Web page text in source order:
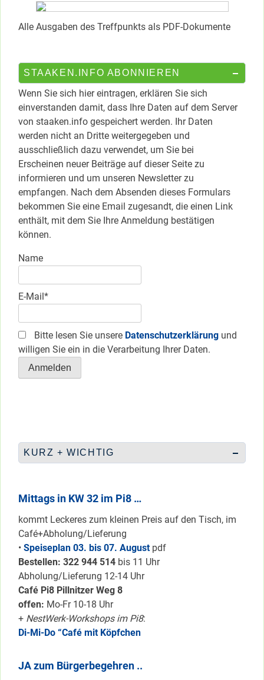
Alle Ausgaben des Treffpunkts als PDF-Dokumente
STAAKEN.INFO ABONNIEREN
Wenn Sie sich hier eintragen, erklären Sie sich
einverstanden damit, dass Ihre Daten auf dem Server
von staaken.info gespeichert werden. Ihr Daten
werden nicht an Dritte weitergegeben und
ausschließlich dazu verwendet, um Sie bei
Erscheinen neuer Beiträge auf dieser Seite zu
informieren und um unseren Newsletter zu
empfangen. Nach dem Absenden dieses Formulars
bekommen Sie eine Email zugesandt, die einen Link
enthält, mit dem Sie Ihre Anmeldung bestätigen
können.
Name
E-Mail*
Bitte lesen Sie unsere Datenschutzerklärung und
willigen Sie ein in die Verarbeitung Ihrer Daten.
KURZ + WICHTIG
Mittags in KW 32 im Pi8 …
kommt Leckeres zum kleinen Preis auf den Tisch, im
Café+Abholung/Lieferung
• Speiseplan 03. bis 07. August pdf
Bestellen: 322 944 514 bis 11 Uhr
Abholung/Lieferung 12-14 Uhr
Café Pi8 Pillnitzer Weg 8
offen: Mo-Fr 10-18 Uhr
+ NestWerk-Workshops im Pi8:
Di-Mi-Do “Café mit Köpfchen
JA zum Bürgerbegehren ..